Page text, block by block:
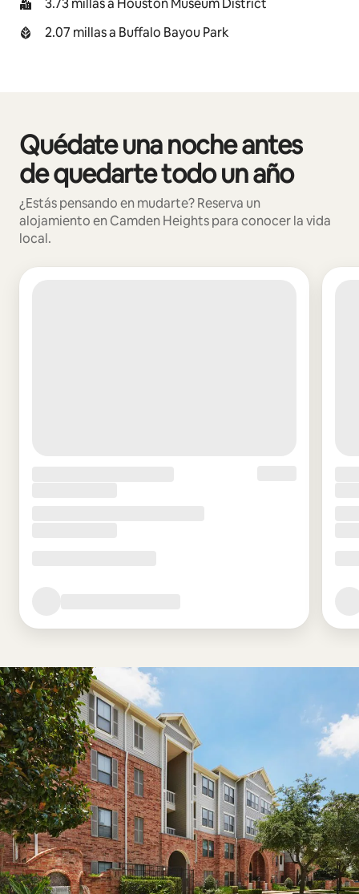
3.73 millas a Houston Museum District
2.07 millas a Buffalo Bayou Park
Quédate una noche antes
de quedarte todo un año
¿Estás pensando en mudarte? Reserva un
alojamiento en Camden Heights para conocer la vida
local.
Se muestran0 de 0 elementos